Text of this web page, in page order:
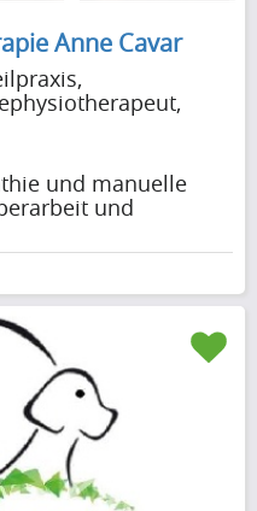
/ Angebote
Anne Cavar
und manuelle
und